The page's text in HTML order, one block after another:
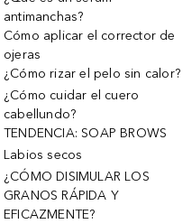
antimanchas?
Cómo aplicar el corrector de
ojeras
¿Cómo rizar el pelo sin calor?
¿Cómo cuidar el cuero
cabellundo?
TENDENCIA: SOAP BROWS
Labios secos
¿CÓMO DISIMULAR LOS
GRANOS RÁPIDA Y
EFICAZMENTE?